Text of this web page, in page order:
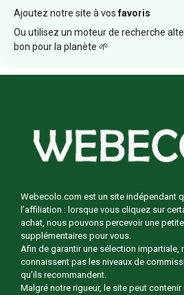
Ajoutez notre site à vosfavoris
Ou utilisez un moteur de recherche
bon pour la planète 🌱
Webecolo.com est un site indépendant
l’affiliation : lorsque vous cliquez sur
achat, nous pouvons percevoir une
supplémentaires pour vous.
Afin de garantir une sélection impartiale,
connaissent pas les niveaux de
qu’ils recommandent.
Malgré notre rigueur, le site peut